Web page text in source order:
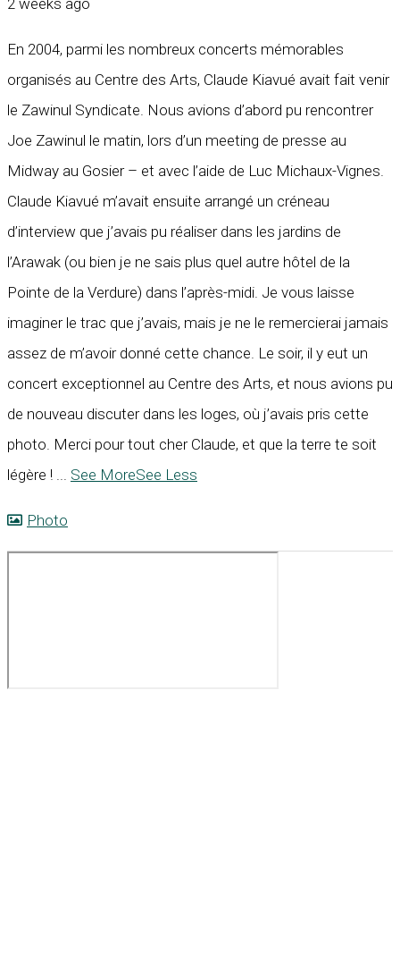
2 weeks ago
En 2004, parmi les nombreux concerts mémorables
organisés au Centre des Arts, Claude Kiavué avait fait venir
le Zawinul Syndicate. Nous avions d’abord pu rencontrer
Joe Zawinul le matin, lors d’un meeting de presse au
Midway au Gosier – et avec l’aide de Luc Michaux-Vignes.
Claude Kiavué m’avait ensuite arrangé un créneau
d’interview que j’avais pu réaliser dans les jardins de
l’Arawak (ou bien je ne sais plus quel autre hôtel de la
Pointe de la Verdure) dans l’après-midi. Je vous laisse
imaginer le trac que j’avais, mais je ne le remercierai jamais
assez de m’avoir donné cette chance. Le soir, il y eut un
concert exceptionnel au Centre des Arts, et nous avions pu
de nouveau discuter dans les loges, où j’avais pris cette
photo. Merci pour tout cher Claude, et que la terre te soit
légère ! ... See MoreSee Less
Photo